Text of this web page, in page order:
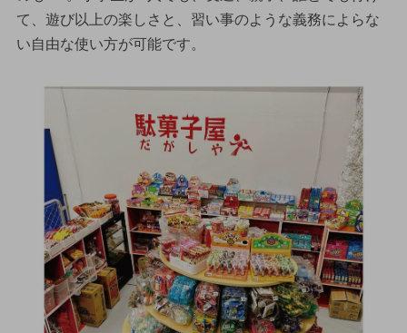
て、遊び以上の楽しさと、習い事のような義務によらな
い自由な使い方が可能です。